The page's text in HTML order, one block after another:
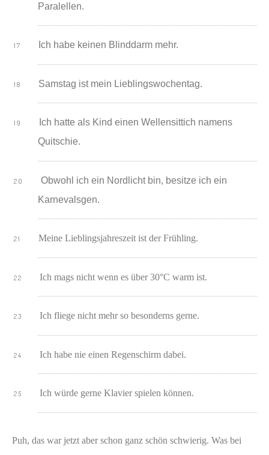
Paralellen.
Ich habe keinen Blinddarm mehr.
Samstag ist mein Lieblingswochentag.
Ich hatte als Kind einen Wellensittich namens
Quitschie.
Obwohl ich ein Nordlicht bin, besitze ich ein
Karnevalsgen.
Meine Lieblingsjahreszeit ist der Frühling.
Ich mags nicht wenn es über 30°C warm ist.
Ich fliege nicht mehr so besonderns gerne.
Ich habe nie einen Regenschirm dabei.
Ich würde gerne Klavier spielen können.
Puh, das war jetzt aber schon ganz schön schwierig. Was bei